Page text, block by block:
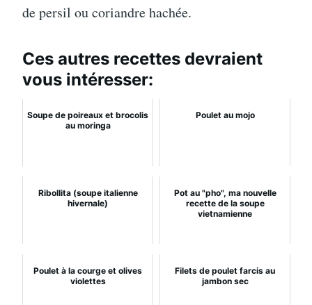
de persil ou coriandre hachée.
Ces autres recettes devraient
vous intéresser:
Soupe de poireaux et brocolis
au moringa
Poulet au mojo
Ribollita (soupe italienne
hivernale)
Pot au "pho", ma nouvelle
recette de la soupe
vietnamienne
Poulet à la courge et olives
violettes
Filets de poulet farcis au
jambon sec